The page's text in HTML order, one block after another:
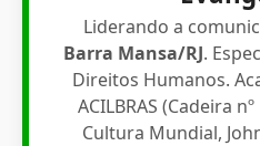
Liderando a
Barra Mansa/RJ.
Direitos Humanos.
ACILBRAS (Cadeira
Cultura Mundial,